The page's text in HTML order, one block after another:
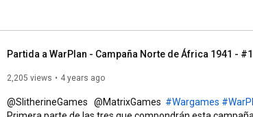
Partida a WarPlan - Campaña Norte de África 1941 - #1
2,205 views 4 years ago
​@SlitherineGames   @MatrixGames #Wargames